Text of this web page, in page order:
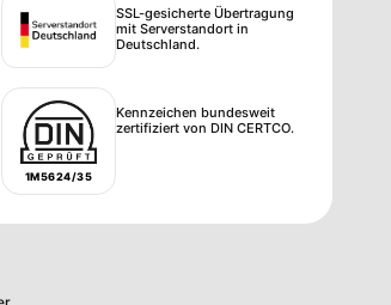
SSL-gesicherte Übertragung
mit Serverstandort in
Deutschland.
1M5624/35
Kennzeichen bundesweit
zertifiziert von DIN CERTCO.